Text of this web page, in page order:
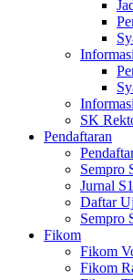
SK
Pendaftaran
Sempro
Jurnal S1
Daftar
Sempro
Fikom
Fikom
Fikom